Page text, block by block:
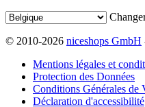
© 2010-2026 niceshops GmbH
Mentions légales et
Protection des Données
Conditions Générales de
Déclaration d'accessibilité